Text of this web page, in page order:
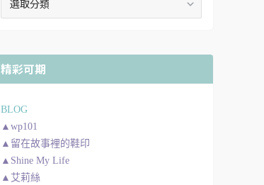
精彩可期
BLOG
▲wp101
▲留在故事裡的鞋印
▲Shine My Life
▲艾莉絲